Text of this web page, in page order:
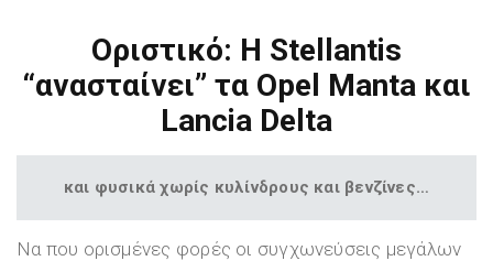
Οριστικό: Η Stellantis
“ανασταίνει” τα Opel Manta και
Lancia Delta
και φυσικά χωρίς κυλίνδρους και βενζίνες…
Να που ορισμένες φορές οι συγχωνεύσεις μεγάλων